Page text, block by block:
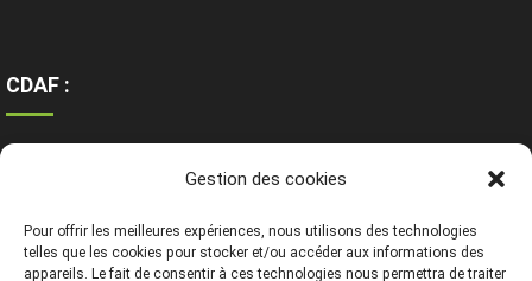
Gestion des cookies
Pour offrir les meilleures expériences, nous utilisons des technologies
telles que les cookies pour stocker et/ou accéder aux informations des
appareils. Le fait de consentir à ces technologies nous permettra de traiter
CDAF :
Mentions légales